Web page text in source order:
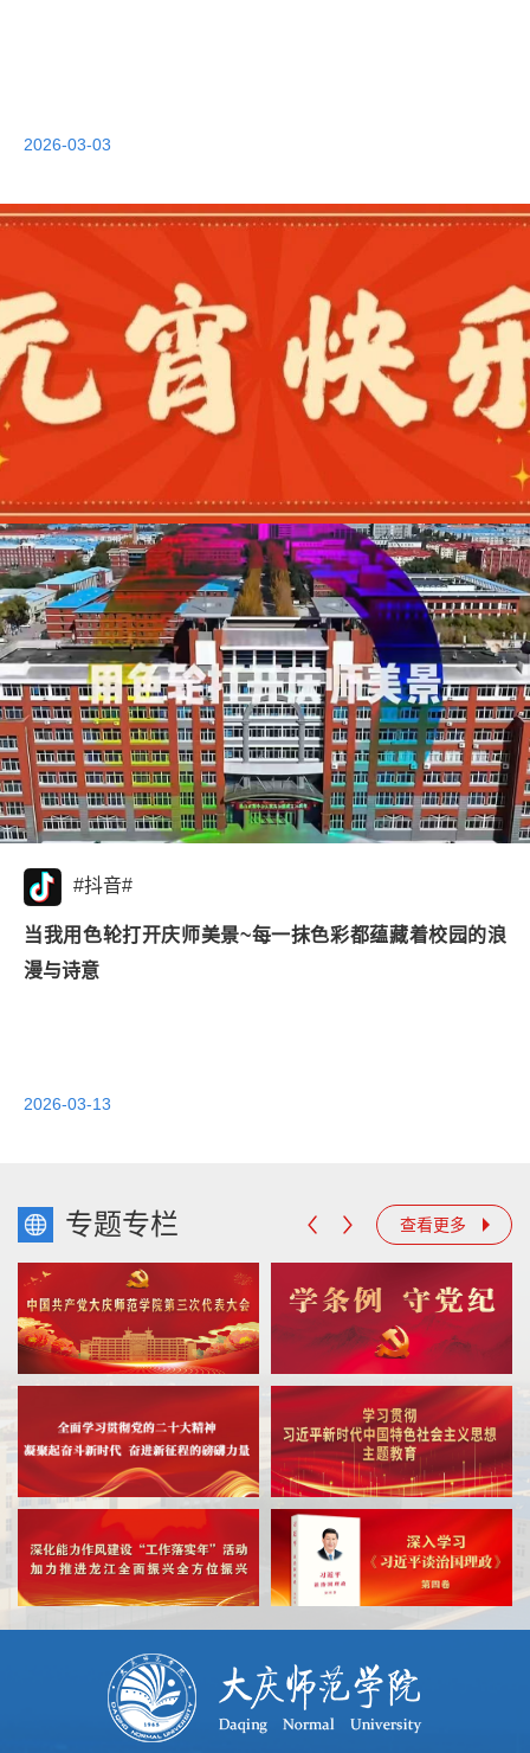
2026-03-03
#抖音#
当我用色轮打开庆师美景~每一抹色彩都蕴藏着校园的浪
漫与诗意
2026-03-13
专题专栏 查看更多
中国共产党大庆师范学院第三次代表大会